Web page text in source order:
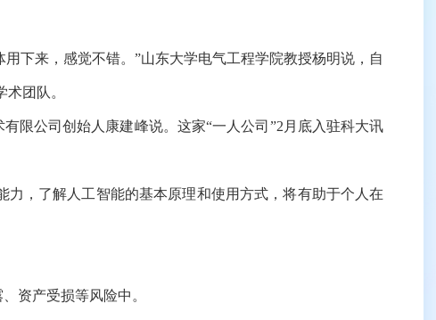
下来，感觉不错。”山东大学电气工程学院教授杨明说，自
团队。
限公司创始人康建峰说。这家“一人公司”2月底入驻科大讯
，了解人工智能的基本原理和使用方式，将有助于个人在
资产受损等风险中。